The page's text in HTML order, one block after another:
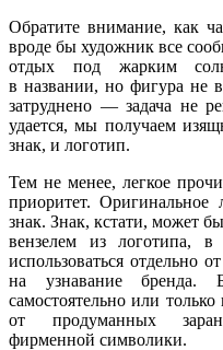
Обратите внимание, как
вроде бы художник все
отдых под жарким
в названии, но фигура не
затруднено — задача не
удается, мы получаем
знак, и логотип.
Тем не менее, легкое
приоритет.
знак. Знак, кстати, может
вензелем из логотипа,
использоваться отдельно
на узнавание бренда.
самостоятельно или
от продуманных
фирменной символики.